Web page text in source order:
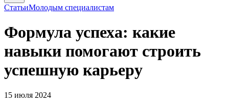
СтатьиМолодым специалистам
Формула успеха: какие
навыки помогают строить
успешную карьеру
15 июля 2024